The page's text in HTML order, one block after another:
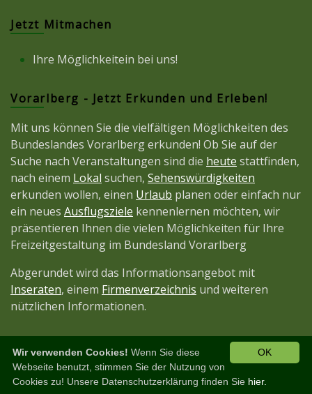
Jetzt Mitmachen
Ihre Möglichkeitein bei uns!
Vorarlberg - Jetzt Erkunden und Erleben!
Mit uns können Sie die vielfältigen Möglichkeiten des
Bundeslandes Vorarlberg erkunden! Ob Sie auf der
Suche nach Veranstaltungen sind die heute stattfinden,
nach einem Lokal suchen, Sehenswürdigkeiten
erkunden wollen, einen Urlaub planen oder einfach nur
ein neues Ausflugsziele kennenlernen möchten, wir
präsentieren Ihnen die vielen Möglichkeiten für Ihre
Freizeitgestaltung im Bundesland Vorarlberg
Abgerundet wird das Informationsangebot mit
Inseraten, einem Firmenverzeichnis und weiteren
nützlichen Informationen.
Diese Seite ist ein Projekt derJetztMedien.com OK
Wir verwenden Cookies! Wenn Sie diese
Webseite benutzt, stimmen Sie der Nutzung von
Cookies zu! Unsere Datenschutzerklärung finden Sie hier.